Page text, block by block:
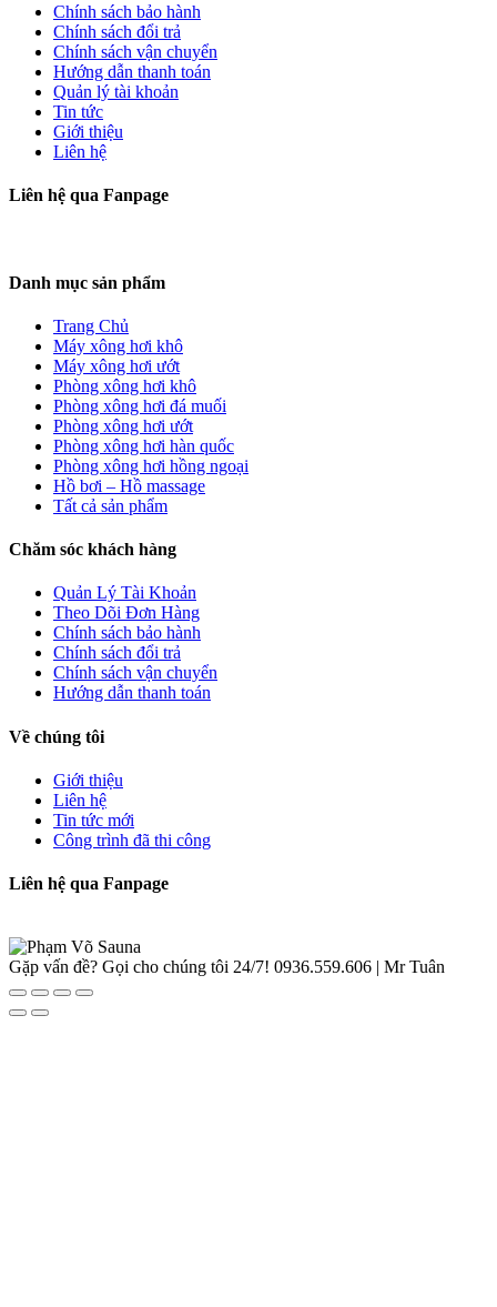
Chính sách bảo hành
Chính sách đổi trả
Chính sách vận chuyển
Hướng dẫn thanh toán
Quản lý tài khoản
Tin tức
Giới thiệu
Liên hệ
Liên hệ qua Fanpage
Danh mục sản phẩm
Trang Chủ
Máy xông hơi khô
Máy xông hơi ướt
Phòng xông hơi khô
Phòng xông hơi đá muối
Phòng xông hơi ướt
Phòng xông hơi hàn quốc
Phòng xông hơi hồng ngoại
Hồ bơi – Hồ massage
Tất cả sản phẩm
Chăm sóc khách hàng
Quản Lý Tài Khoản
Theo Dõi Đơn Hàng
Chính sách bảo hành
Chính sách đổi trả
Chính sách vận chuyển
Hướng dẫn thanh toán
Về chúng tôi
Giới thiệu
Liên hệ
Tin tức mới
Công trình đã thi công
Liên hệ qua Fanpage
Gặp vấn đề? Gọi cho chúng tôi 24/7! 0936.559.606 | Mr Tuân